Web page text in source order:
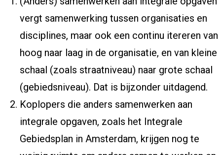
vergt samenwerking tussen organisaties en
disciplines, maar ook een continu itereren van
hoog naar laag in de organisatie, en van kleine
schaal (zoals straatniveau) naar grote schaal
(gebiedsniveau). Dat is bijzonder uitdagend.
Koplopers die anders samenwerken aan
integrale opgaven, zoals het Integrale
Gebiedsplan in Amsterdam, krijgen nog te